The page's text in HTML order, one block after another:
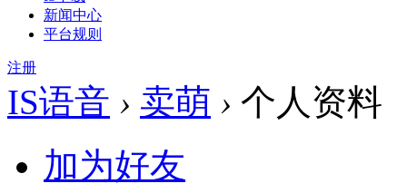
新闻中心
平台规则
注册
IS语音 › 卖萌 › 个人资料
加为好友